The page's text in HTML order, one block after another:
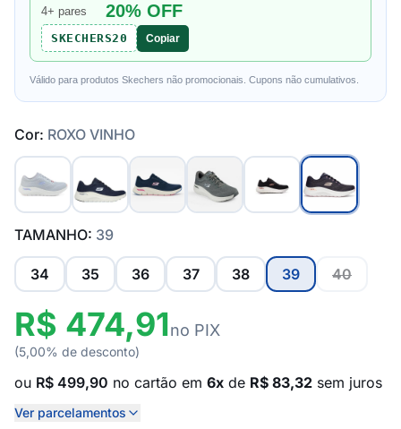
4+ pares 20% OFF
SKECHERS20 Copiar
Válido para produtos Skechers não promocionais. Cupons não cumulativos.
Cor: ROXO VINHO
TAMANHO: 39
34 35 36 37 38 39 40
R$ 474,91no PIX
(5,00% de desconto)
ou R$ 499,90 no cartão em 6x de R$ 83,32 sem juros
Ver parcelamentos